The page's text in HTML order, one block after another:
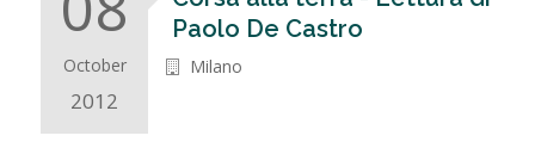
October
2012
Paolo De Castro
Milano